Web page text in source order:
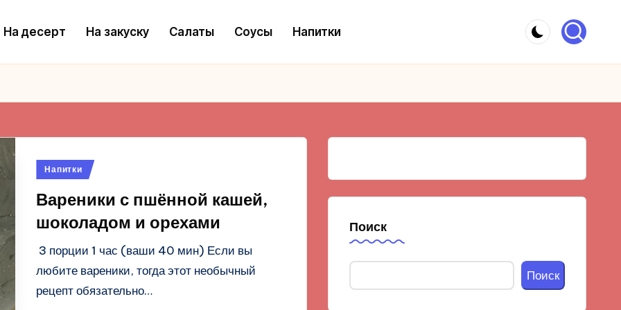
На десерт На закуску Салаты Соусы Напитки
Опубликовано
Напитки
Вареники с пшённой кашей,
шоколадом и орехами
3 порции 1 час (ваши 40 мин) Если вы
любите вареники, тогда этот необычный
рецепт обязательно…
Поиск
Поиск